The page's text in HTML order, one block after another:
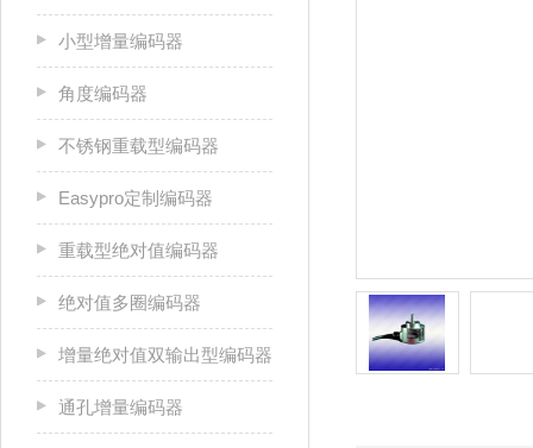
小型增量编码器
角度编码器
不锈钢重载型编码器
Easypro定制编码器
重载型绝对值编码器
绝对值多圈编码器
增量绝对值双输出型编码器
通孔增量编码器